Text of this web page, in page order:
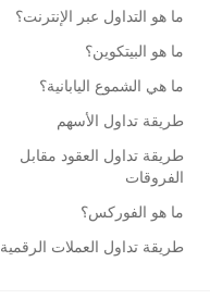
ما هو التداول عبر الإنترنت؟
ما هو البيتكوين؟
ما هي الشموع اليابانية؟
طريقة تداول الأسهم
طريقة تداول العقود مقابل
الفروقات
ما هو الفوركس؟
طريقة تداول العملات الرقمية